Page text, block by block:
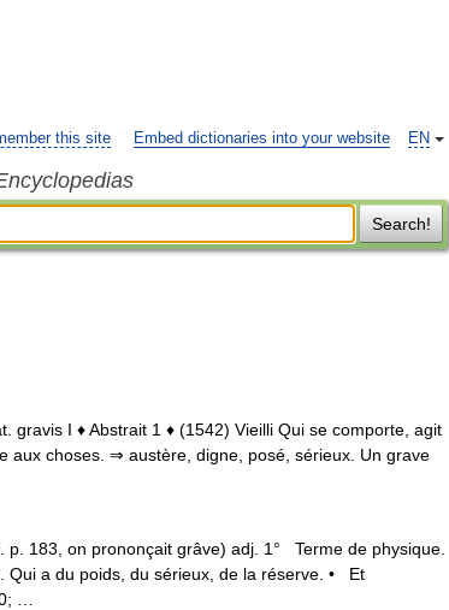
EN
this site Embed dictionaries into your website
Search!
gravis I ♦ Abstrait 1 ♦ (1542) Vieilli Qui se comporte, agit
aux choses. ⇒ austère, digne, posé, sérieux. Un grave
183, on prononçait grâve) adj. 1° Terme de physique.
a du poids, du sérieux, de la réserve. • Et
…